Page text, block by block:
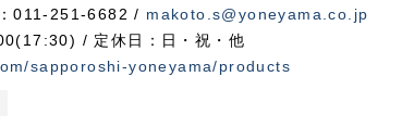
011-251-6682 / makoto.s@yoneyama.co.jp
/ 定休日：日・祝・他
sapporoshi-yoneyama/products